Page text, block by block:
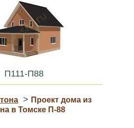
П111-П88
> Проект дома из
в Томске П-88